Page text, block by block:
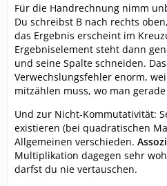
Für die Handrechnung nimm
Du schreibst B nach rechts
das Ergebnis erscheint im
Ergebniselement steht dann
und seine Spalte schneiden.
Verwechslungsfehler enorm,
mitzählen muss, wo man
Und zur Nicht-Kommutativität:
existieren (bei quadratischen
Allgemeinen verschieden.
Multiplikation dagegen sehr
darfst du nie vertauschen.